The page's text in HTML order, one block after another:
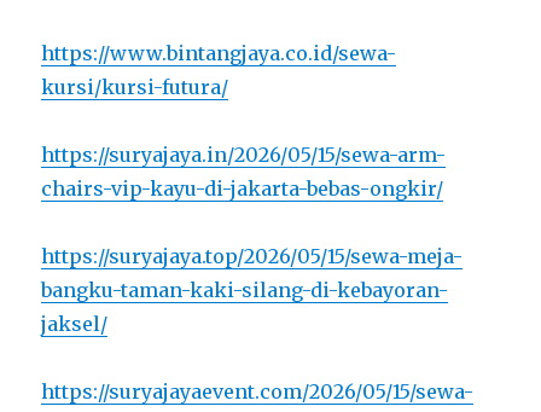
https://www.bintangjaya.co.id/sewa-
kursi/kursi-futura/
https://suryajaya.in/2026/05/15/sewa-arm-
chairs-vip-kayu-di-jakarta-bebas-ongkir/
https://suryajaya.top/2026/05/15/sewa-meja-
bangku-taman-kaki-silang-di-kebayoran-
jaksel/
https://suryajayaevent.com/2026/05/15/sewa-